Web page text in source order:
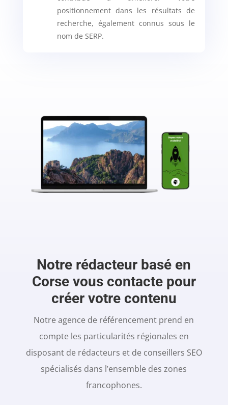
positionnement dans les résultats de
recherche, également connus sous le
nom de SERP.
Notre rédacteur basé en
Corse vous contacte pour
créer votre contenu
Notre agence de référencement prend en
compte les particularités régionales en
disposant de rédacteurs et de conseillers SEO
spécialisés dans l’ensemble des zones
francophones.